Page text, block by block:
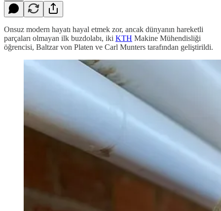
Onsuz modern hayatı hayal etmek zor, ancak dünyanın hareketli
parçaları olmayan ilk buzdolabı, iki KTH Makine Mühendisliği
öğrencisi, Baltzar von Platen ve Carl Munters tarafından geliştirildi.